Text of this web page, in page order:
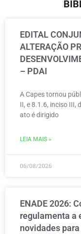
EDITAL
ALTERAÇÃO
– PDAI
A Capes tornou
II, e 8.1.6, inciso III,
ato é dirigido
LEIA MAIS »
06/08/2026
ENADE 2026:
regulamenta a
novidades